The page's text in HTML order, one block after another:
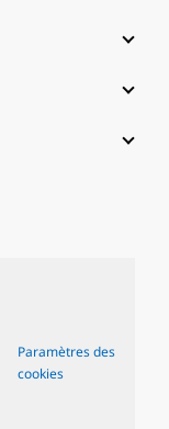
Paramètres des
cookies